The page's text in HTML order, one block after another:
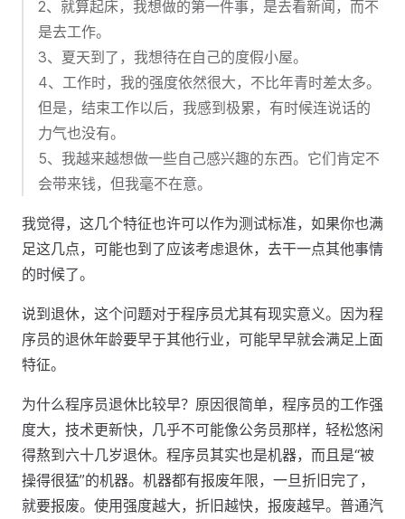
2、就算起床，我想做的第一件事，是去看新闻，而不
是去工作。
3、夏天到了，我想待在自己的度假小屋。
4、工作时，我的强度依然很大，不比年青时差太多。
但是，结束工作以后，我感到极累，有时候连说话的
力气也没有。
5、我越来越想做一些自己感兴趣的东西。它们肯定不
会带来钱，但我毫不在意。
我觉得，这几个特征也许可以作为测试标准，如果你也满
足这几点，可能也到了应该考虑退休，去干一点其他事情
的时候了。
说到退休，这个问题对于程序员尤其有现实意义。因为程
序员的退休年龄要早于其他行业，可能早早就会满足上面
特征。
为什么程序员退休比较早？原因很简单，程序员的工作强
度大，技术更新快，几乎不可能像公务员那样，轻松悠闲
得熬到六十几岁退休。程序员其实也是机器，而且是“被
操得很猛”的机器。机器都有报废年限，一旦折旧完了，
就要报废。使用强度越大，折旧越快，报废越早。普通汽